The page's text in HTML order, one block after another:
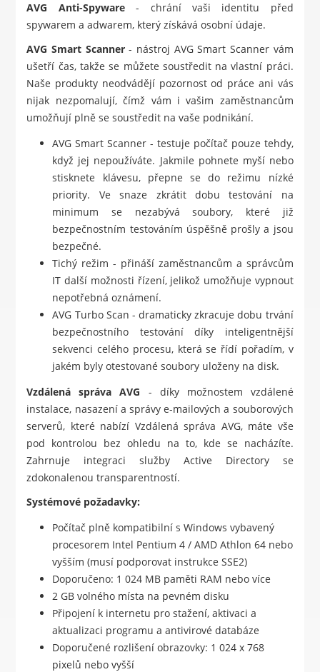
AVG Anti-Spyware- chrání vaši identitu před
spywarem a adwarem, který získává osobní údaje.
AVG Smart Scanner- nástroj AVG Smart Scanner vám
ušetří čas, takže se můžete soustředit na vlastní práci.
Naše produkty neodvádějí pozornost od práce ani vás
nijak nezpomalují, čímž vám i vašim zaměstnancům
umožňují plně se soustředit na vaše podnikání.
AVG Smart Scanner - testuje počítač pouze tehdy,
když jej nepoužíváte. Jakmile pohnete myší nebo
stisknete klávesu, přepne se do režimu nízké
priority. Ve snaze zkrátit dobu testování na
minimum se nezabývá soubory, které již
bezpečnostním testováním úspěšně prošly a jsou
bezpečné.
Tichý režim - přináší zaměstnancům a správcům
IT další možnosti řízení, jelikož umožňuje vypnout
nepotřebná oznámení.
AVG Turbo Scan - dramaticky zkracuje dobu trvání
bezpečnostního testování díky inteligentnější
sekvenci celého procesu, která se řídí pořadím, v
jakém byly otestované soubory uloženy na disk.
Vzdálená správa AVG - díky možnostem vzdálené
instalace, nasazení a správy e-mailových a souborových
serverů, které nabízí Vzdálená správa AVG, máte vše
pod kontrolou bez ohledu na to, kde se nacházíte.
Zahrnuje integraci služby Active Directory se
zdokonalenou transparentností.
Systémové požadavky:
Počítač plně kompatibilní s Windows vybavený
procesorem Intel Pentium 4 / AMD Athlon 64 nebo
vyšším (musí podporovat instrukce SSE2)
Doporučeno: 1 024 MB paměti RAM nebo více
2 GB volného místa na pevném disku
Připojení k internetu pro stažení, aktivaci a
aktualizaci programu a antivirové databáze
Doporučené rozlišení obrazovky: 1 024 x 768
pixelů nebo vyšší